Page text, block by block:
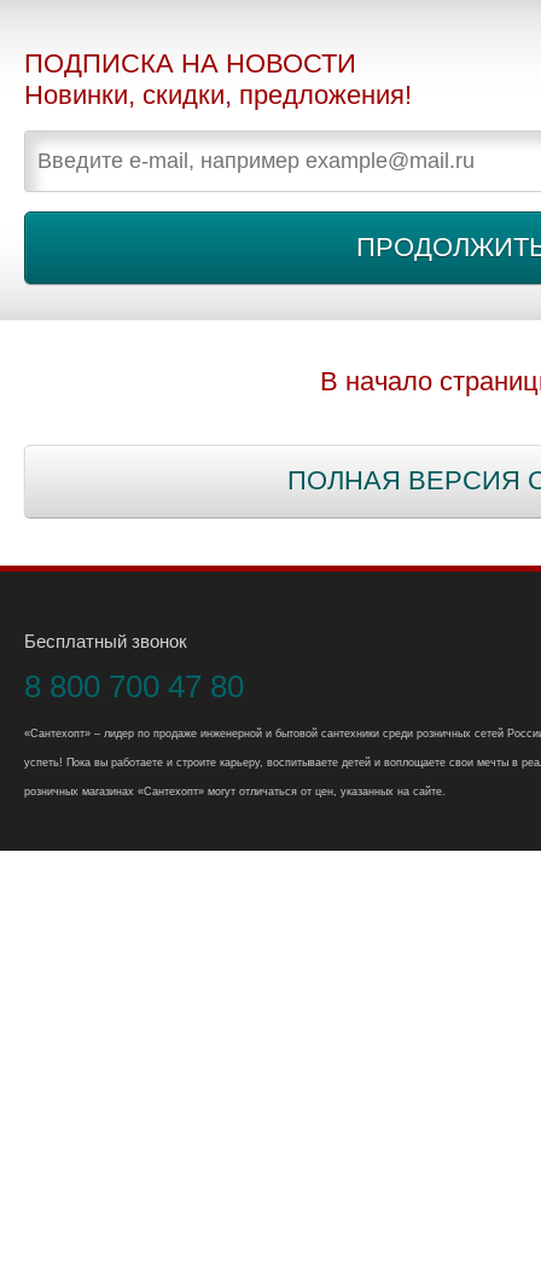
ПОДПИСКА НА НОВОСТИ
Новинки, скидки, предложения!
В начало
ПОЛНАЯ ВЕРСИЯ
Бесплатный звонок
8 800 700 47 80
«Сантехопт» – лидер по продаже инженерной и бытовой сантехники среди розничных сетей
успеть! Пока вы работаете и строите карьеру, воспитываете детей и воплощаете свои мечты в
розничных магазинах «Сантехопт» могут отличаться от цен, указанных на сайте.